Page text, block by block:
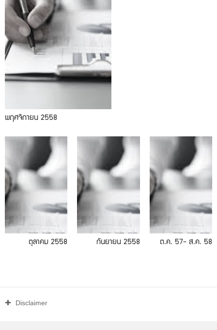
พฤศจิกายน 2558
ตุลาคม 2558
09.2558
กันยายน 2558
08.2558
ต.ค. 57- ส.ค. 58
Disclaimer